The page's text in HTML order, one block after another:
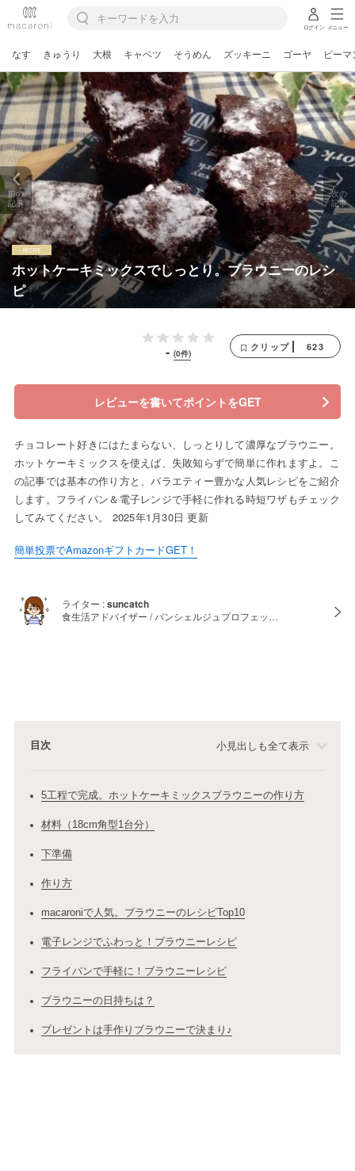
ログイン メニュー
なす きゅうり 大根 キャベツ そうめん ズッキーニ ゴーヤ ピーマ
ホットケーキミックスでしっとり。ブラウニーのレシ
ピ
前の
記事
次の
記事
- (0件)
クリップ 623
レビューを書いてポイントをGET
チョコレート好きにはたまらない、しっとりして濃厚なブラウニー。
ホットケーキミックスを使えば、失敗知らずで簡単に作れますよ。こ
の記事では基本の作り方と、バラエティー豊かな人気レシピをご紹介
します。フライパン＆電子レンジで手軽に作れる時短ワザもチェック
してみてください。 2025年1月30日 更新
簡単投票でAmazonギフトカードGET！
ライター :suncatch
食生活アドバイザー / パンシェルジュプロフェッ…
目次 小見出しも全て表示
5工程で完成。ホットケーキミックスブラウニーの作り方
材料（18cm角型1台分）
下準備
作り方
macaroniで人気。ブラウニーのレシピTop10
電子レンジでふわっと！ブラウニーレシピ
フライパンで手軽に！ブラウニーレシピ
ブラウニーの日持ちは？
プレゼントは手作りブラウニーで決まり♪